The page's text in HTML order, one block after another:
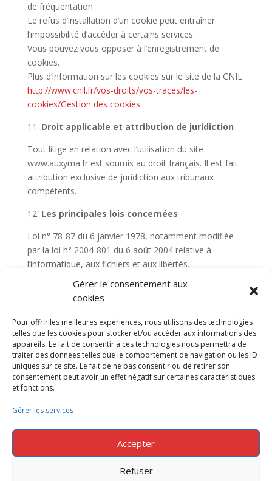
Gérer le consentement aux
cookies
Pour offrir les meilleures expériences, nous utilisons des technologies
telles que les cookies pour stocker et/ou accéder aux informations des
appareils. Le fait de consentir à ces technologies nous permettra de
traiter des données telles que le comportement de navigation ou les ID
uniques sur ce site. Le fait de ne pas consentir ou de retirer son
consentement peut avoir un effet négatif sur certaines caractéristiques
et fonctions.
Gérer les services
Accepter
Refuser
de fréquentation.
Le refus d’installation d’un cookie peut entraîner
l’impossibilité d’accéder à certains services.
Vous pouvez vous opposer à l’enregistrement de
cookies.
Plus d’information sur les cookies sur le site de la CNIL
http://www.cnil.fr/vos-droits/vos-traces/les-
cookies/Gestion des cookies
11. Droit applicable et attribution de juridiction
Tout litige en relation avec l’utilisation du site
www.auxyma.fr est soumis au droit français. Il est fait
attribution exclusive de juridiction aux tribunaux
compétents.
12. Les principales lois concernées
Loi n° 78-87 du 6 janvier 1978, notamment modifiée
par la loi n° 2004-801 du 6 août 2004 relative à
l’informatique, aux fichiers et aux libertés.
Loi n° 2004-575 du 21 juin 2004 pour la confiance dans
l’économie numérique.
53 Boulevard Général Valin – 75015 Paris
01 53 98 88 88